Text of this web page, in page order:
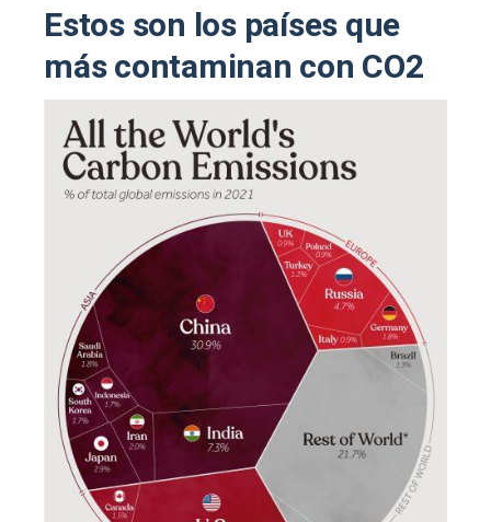
Estos son los países que
más contaminan con CO2